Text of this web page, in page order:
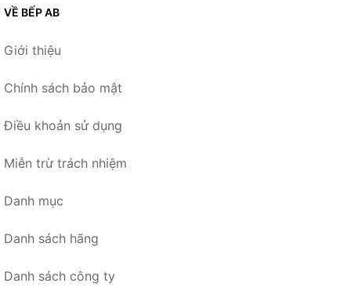
VỀ BẾP AB
Giới thiệu
Chính sách bảo mật
Điều khoản sử dụng
Miễn trừ trách nhiệm
Danh mục
Danh sách hãng
Danh sách công ty